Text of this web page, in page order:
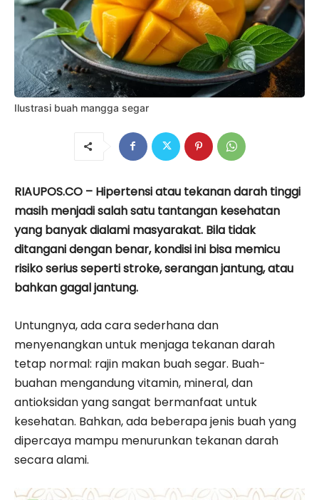
Ilustrasi buah mangga segar
RIAUPOS.CO – Hipertensi atau tekanan darah tinggi
masih menjadi salah satu tantangan kesehatan
yang banyak dialami masyarakat. Bila tidak
ditangani dengan benar, kondisi ini bisa memicu
risiko serius seperti stroke, serangan jantung, atau
bahkan gagal jantung.
Untungnya, ada cara sederhana dan
menyenangkan untuk menjaga tekanan darah
tetap normal: rajin makan buah segar. Buah-
buahan mengandung vitamin, mineral, dan
antioksidan yang sangat bermanfaat untuk
kesehatan. Bahkan, ada beberapa jenis buah yang
dipercaya mampu menurunkan tekanan darah
secara alami.